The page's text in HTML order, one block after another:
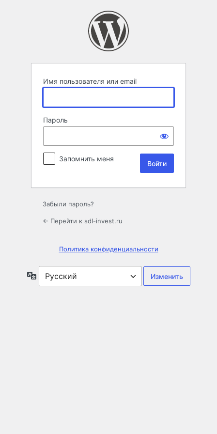
Имя пользователя или email
Пароль
Запомнить меня
Забыли пароль?
← Перейти к sdl-invest.ru
Политика конфиденциальности
Язык